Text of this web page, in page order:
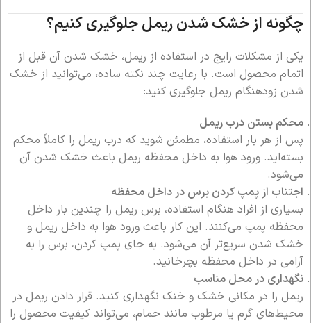
چگونه از خشک شدن ریمل جلوگیری کنیم؟
یکی از مشکلات رایج در استفاده از ریمل، خشک شدن آن قبل از
اتمام محصول است. با رعایت چند نکته ساده، می‌توانید از خشک
شدن زودهنگام ریمل جلوگیری کنید:
محکم بستن درب ریمل
پس از هر بار استفاده، مطمئن شوید که درب ریمل را کاملاً محکم
بسته‌اید. ورود هوا به داخل محفظه ریمل باعث خشک شدن آن
می‌شود.
اجتناب از پمپ کردن برس در داخل محفظه
بسیاری از افراد هنگام استفاده، برس ریمل را چندین بار داخل
محفظه پمپ می‌کنند. این کار باعث ورود هوا به داخل ریمل و
خشک شدن سریع‌تر آن می‌شود. به جای پمپ کردن، برس را به
آرامی در داخل محفظه بچرخانید.
نگهداری در محل مناسب
ریمل را در مکانی خشک و خنک نگهداری کنید. قرار دادن ریمل در
محیط‌های گرم یا مرطوب مانند حمام، می‌تواند کیفیت محصول را